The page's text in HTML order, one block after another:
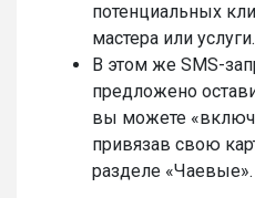
потенциальных
мастера или услуги.
В этом же SMS-
предложено
вы можете
привязав свою
разделе «Чаевые».